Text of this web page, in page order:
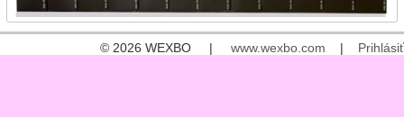
© 2026 WEXBO | www.wexbo.com | Prihlásiť